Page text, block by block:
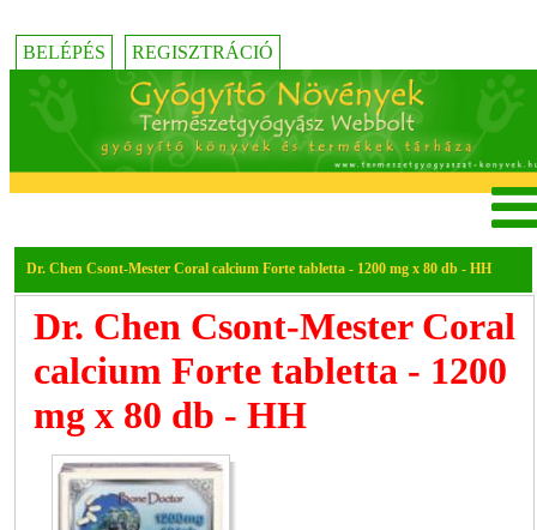
BELÉPÉS REGISZTRÁCIÓ
Dr. Chen Csont-Mester Coral calcium Forte tabletta - 1200 mg x 80 db - HH
Dr. Chen Csont-Mester Coral
calcium Forte tabletta - 1200
mg x 80 db - HH